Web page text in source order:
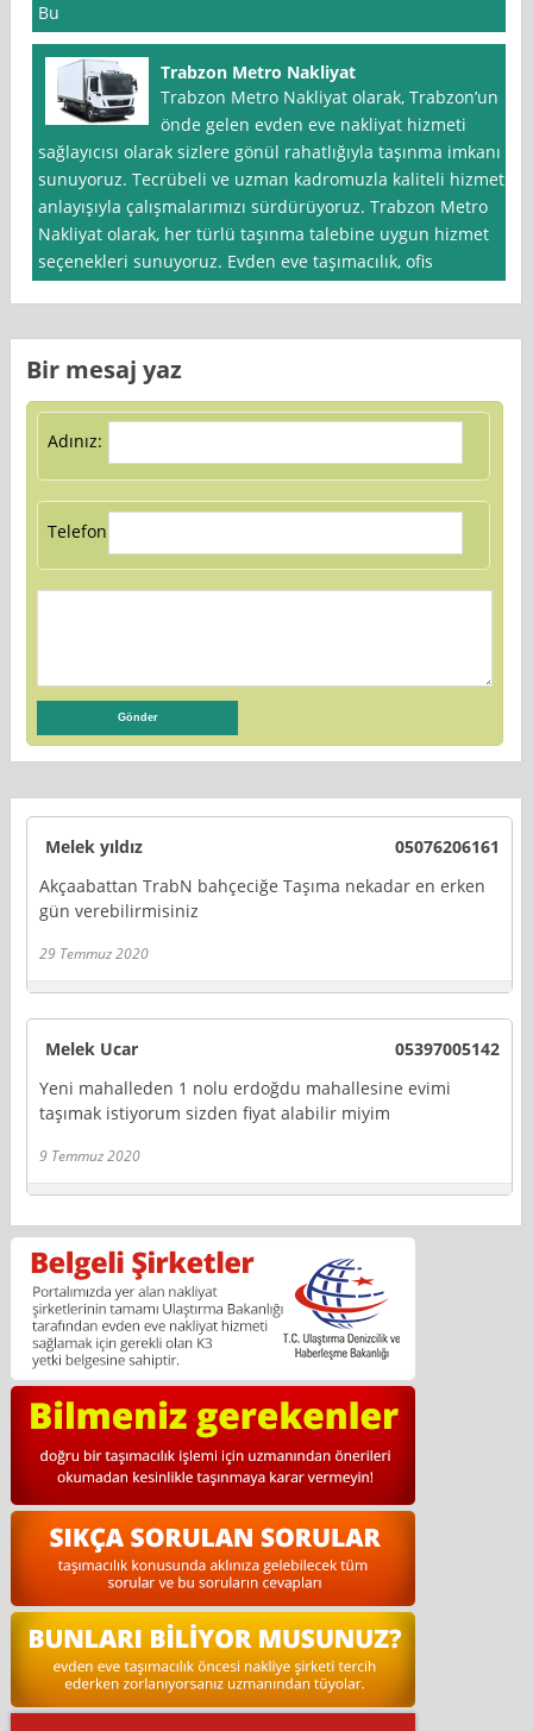
Bu
Trabzon Metro Nakliyat
Trabzon Metro Nakliyat olarak, Trabzon’un
önde gelen evden eve nakliyat hizmeti
sağlayıcısı olarak sizlere gönül rahatlığıyla taşınma imkanı
sunuyoruz. Tecrübeli ve uzman kadromuzla kaliteli hizmet
anlayışıyla çalışmalarımızı sürdürüyoruz. Trabzon Metro
Nakliyat olarak, her türlü taşınma talebine uygun hizmet
seçenekleri sunuyoruz. Evden eve taşımacılık, ofis
Bir mesaj yaz
Adınız:
Telefon:
Melek yıldız
05076206161
Akçaabattan TrabN bahçeciğe Taşıma nekadar en erken
gün verebilirmisiniz
29 Temmuz 2020
Melek Ucar
05397005142
Yeni mahalleden 1 nolu erdoğdu mahallesine evimi
taşımak istiyorum sizden fiyat alabilir miyim
9 Temmuz 2020